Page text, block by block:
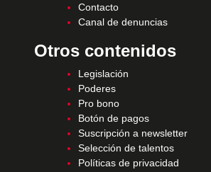
Contacto
Canal de denuncias
Otros contenidos
Legislación
Poderes
Pro bono
Botón de pagos
Suscripción a newsletter
Selección de talentos
Políticas de privacidad